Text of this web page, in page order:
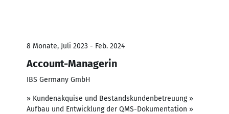
8 Monate, Juli 2023 - Feb. 2024
Account-Managerin
IBS Germany GmbH
» Kundenakquise und Bestandskundenbetreuung »
Aufbau und Entwicklung der QMS-Dokumentation »